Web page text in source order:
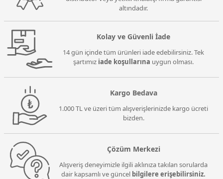
altındadır.
Kolay ve Güvenli İade
14 gün içinde tüm ürünleri iade edebilirsiniz. Tek
şartımız iade koşullarına uygun olması.
Kargo Bedava
1.000 TL ve üzeri tüm alışverişlerinizde kargo ücreti
bizden.
Çözüm Merkezi
Alışveriş deneyimizle ilgili aklınıza takılan sorularda
dair kapsamlı ve güncel bilgilere erişebilirsiniz.